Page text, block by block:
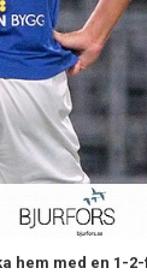
hem med en 1-